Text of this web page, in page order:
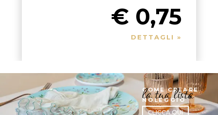
€ 0,75
DETTAGLI »
COME CREARE
la tua lista
NOLEGGIO
CLICCA QUI